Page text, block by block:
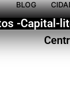
BLOG
-Capital-